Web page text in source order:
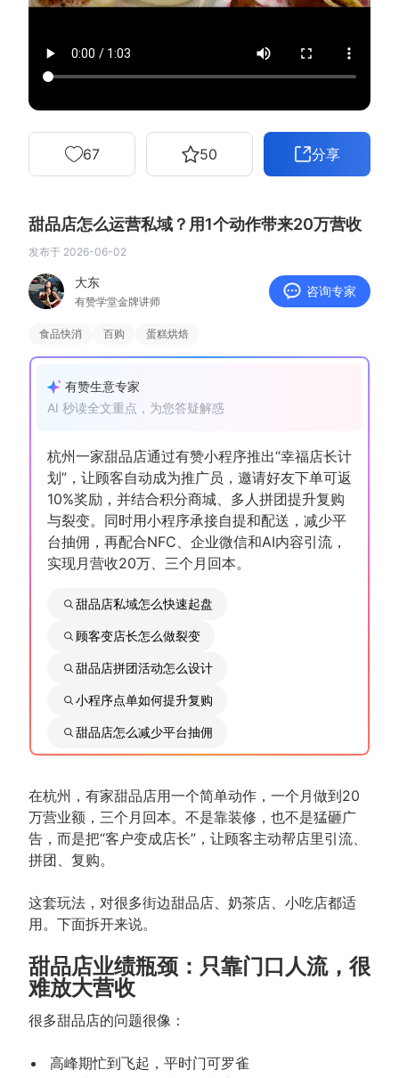
品牌消费观 行业报告
新零售资讯
私域课程 新零售内参
增长俱乐部
增长俱乐部 有赞商盟
商家社区
合作共进
入驻有赞
认证服务商
67 50 分享
甜品店怎么运营私域？用1个动作带来20万营收
发布于 2026-06-02
大东
有赞学堂金牌讲师
咨询专家
食品快消 百购 蛋糕烘焙
有赞生意专家
AI 秒读全文重点，为您答疑解惑
杭州一家甜品店通过有赞小程序推出“幸福店长计
划”，让顾客自动成为推广员，邀请好友下单可返
10%奖励，并结合积分商城、多人拼团提升复购
与裂变。同时用小程序承接自提和配送，减少平
台抽佣，再配合NFC、企业微信和AI内容引流，
实现月营收20万、三个月回本。
甜品店私域怎么快速起盘
顾客变店长怎么做裂变
甜品店拼团活动怎么设计
小程序点单如何提升复购
甜品店怎么减少平台抽佣
在杭州，有家甜品店用一个简单动作，一个月做到20
万营业额，三个月回本。不是靠装修，也不是猛砸广
告，而是把“客户变成店长”，让顾客主动帮店里引流、
拼团、复购。
这套玩法，对很多街边甜品店、奶茶店、小吃店都适
用。下面拆开来说。
甜品店业绩瓶颈：只靠门口人流，很
难放大营收
很多甜品店的问题很像：
高峰期忙到飞起，平时门可罗雀